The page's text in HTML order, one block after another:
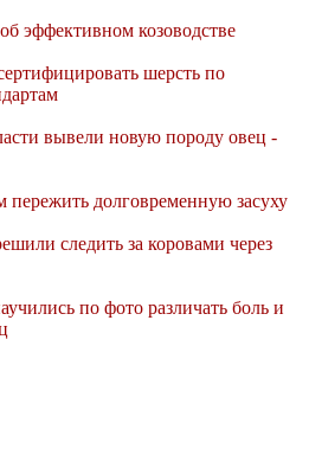
эффективном козоводстве
шерсть по
вывели новую породу овец -
пережить долговременную засуху
следить за коровами через
по фото различать боль и